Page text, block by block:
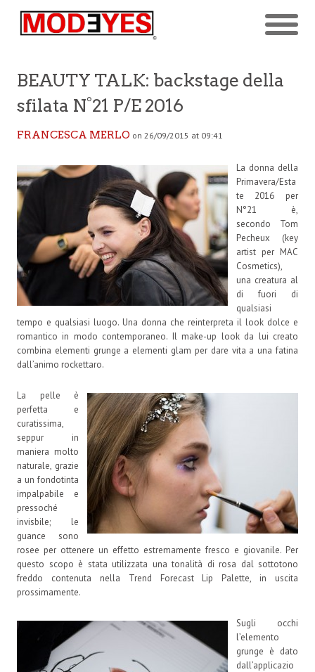
BEAUTY TALK: backstage della
sfilata N°21 P/E 2016
FRANCESCA MERLO on 26/09/2015 at 09:41
La donna della
Primavera/Esta
te 2016 per
N°21 è,
secondo Tom
Pecheux (key
artist per MAC
Cosmetics),
una creatura al
di fuori di
qualsiasi
tempo e qualsiasi luogo. Una donna che reinterpreta il look dolce e
romantico in modo contemporaneo. Il make-up look da lui creato
combina elementi grunge a elementi glam per dare vita a una fatina
dall’animo rockettaro.
La pelle è
perfetta e
curatissima,
seppur in
maniera molto
naturale, grazie
a un fondotinta
impalpabile e
pressoché
invisbile; le
guance sono
rosee per ottenere un effetto estremamente fresco e giovanile. Per
questo scopo è stata utilizzata una tonalità di rosa dal sottotono
freddo contenuta nella Trend Forecast Lip Palette, in uscita
prossimamente.
Sugli occhi
l’elemento
grunge è dato
dall’applicazio